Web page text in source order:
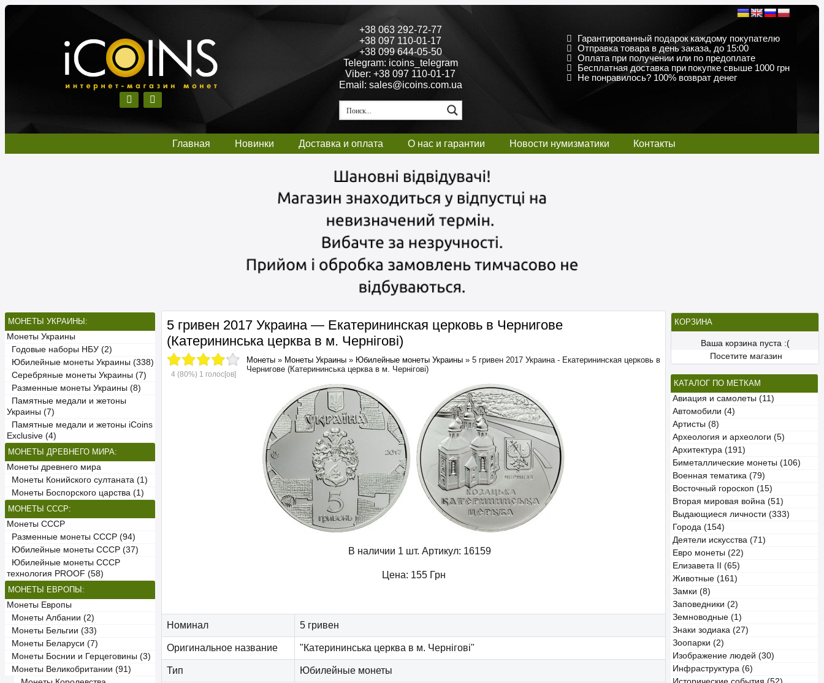
+38 063 292-72-77
+38 097 110-01-17
+38 099 644-05-50
Telegram: icoins_telegram
Viber: +38 097 110-01-17
Email: sales@icoins.com.ua
Гарантированный подарок каждому покупателю
Отправка товара в день заказа, до 15:00
Оплата при получении или по предоплате
Бесплатная доставка при покупке свыше 1000 грн
Не понравилось? 100% возврат денег
Главная Новинки Доставка и оплата О нас и гарантии Новости нумизматики Контакты
МОНЕТЫ УКРАИНЫ:
Монеты Украины
Годовые наборы НБУ (2)
Юбилейные монеты Украины (338)
Серебряные монеты Украины (7)
Разменные монеты Украины (8)
Памятные медали и жетоны
Украины (7)
Памятные медали и жетоны iCoins
Exclusive (4)
МОНЕТЫ ДРЕВНЕГО МИРА:
Монеты древнего мира
Монеты Конийского султаната (1)
Монеты Боспорского царства (1)
МОНЕТЫ СССР:
Монеты СССР
Разменные монеты СССР (94)
Юбилейные монеты СССР (37)
Юбилейные монеты СССР
технология PROOF (58)
МОНЕТЫ ЕВРОПЫ:
Монеты Европы
Монеты Албании (2)
Монеты Бельгии (33)
Монеты Беларуси (7)
Монеты Боснии и Герцеговины (3)
Монеты Великобритании (91)
КОРЗИНА
Ваша корзина пуста :(
Посетите магазин
КАТАЛОГ ПО МЕТКАМ
Авиация и самолеты (11)
Автомобили (4)
Артисты (8)
Археология и археологи (5)
Архитектура (191)
Биметаллические монеты (106)
Военная тематика (79)
Восточный гороскоп (15)
Вторая мировая война (51)
Выдающиеся личности (333)
Города (154)
Деятели искусства (71)
Евро монеты (22)
Елизавета II (65)
Животные (161)
Замки (8)
Заповедники (2)
Земноводные (1)
Знаки зодиака (27)
Зоопарки (2)
Изображение людей (30)
Инфраструктура (6)
5 гривен 2017 Украина — Екатерининская церковь в Чернигове
(Катерининська церква в м. Чернігові)
4 (80%) 1 голос[ов]
Монеты » Монеты Украины » Юбилейные монеты Украины » 5 гривен 2017 Украина - Екатерининская церковь в
Чернигове (Катерининська церква в м. Чернігові)
В наличии 1 шт. Артикул: 16159
Цена: 155 Грн
Номинал 5 гривен
Оригинальное название "Катерининська церква в м. Чернігові"
Тип Юбилейные монеты